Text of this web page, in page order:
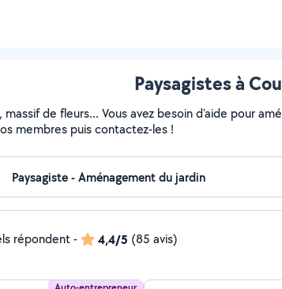
Paysagistes à
de fleurs... Vous avez besoin d'aide pour
membres puis contactez-les !
répondent- 4,4/5 (85 avis)